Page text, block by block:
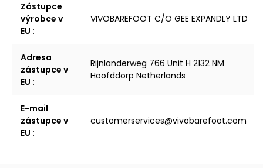
Zástupce
výrobce v
EU :
VIVOBAREFOOT C/O GEE EXPANDLY LTD
Adresa
zástupce v
EU :
Rijnlanderweg 766 Unit H 2132 NM
Hoofddorp Netherlands
E-mail
zástupce v
EU :
customerservices@vivobarefoot.com